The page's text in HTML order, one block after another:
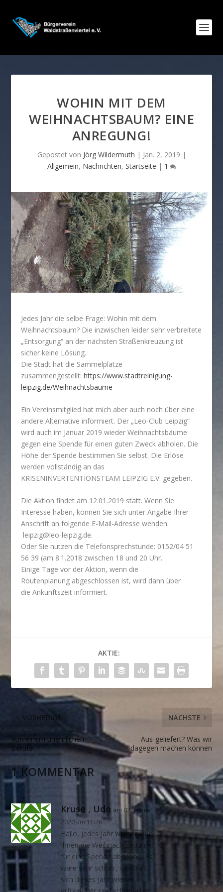
WOHIN MIT DEM
WEIHNACHTSBAUM? EINE
ANREGUNG!
Gepostet von Jörg Wildermuth | Jan. 2, 2019 |
Allgemein, Nachrichten, Startseite | 1
Jedes Jahr die selbe Frage: Wohin mit dem
Weihnachtsbaum? Die inzwischen leider sehr verbreitete
„Entsorgung“ an der nächsten Straßenkreuzung ist
sicher keine Lösung.
Die Stadt hat die Sammelplätze
zusammengestellt:https://www.stadtreinigung-
leipzig.de/Weihnachtsbäume
Ein Vereinsmitglied hat mich aber auch noch über eine
andere Alternative informiert. Der „Leo-Club Leipzig“
wird auch im Januar 2019 wieder Weihnachtsbäume
gegen eine Spende für einen guten Zweck abholen. Die
Höhe der Spende bestimmen Sie selbst. Die Erlöse
werden vollständig an das
KRISENINVERTENTIONSTEAM LEIPZIG E.V. gegeben.
Die Aktion findet am 12.01.2019 statt. Wenn Sie
Interesse haben, können Sie sich unter Angabe Ihrer
Anschrift an folgende E-Mail-Adresse wenden:
leipzig@leo-leipzig.de.
Oder Sie nutzen die Telefonsprechstunde: 0152/04 51
56 39 (am 8.1.2018 zwischen 18 und 20 Uhr.
Einige Tage vor der Aktion, wenn die
Routenplanung abgeschlossen ist, wird dann über
die Ankunftszeit informiert.
AKTIE:
VORHERIGE
Von einem unehrlichen
Berufe
NÄCHSTE
Aus-geliefert? Was wir
dagegen machen können
1 KOMMENTAR
Kruse , Udo am 02. Januar
2020 um 11:26
Hallo, jedes Jahr wurden von
Ihnen die Weihnachtsbäume
für eine Spende abgeholt! Es
wäre sehr schön , wenn es
sich dieses Jahr wieder